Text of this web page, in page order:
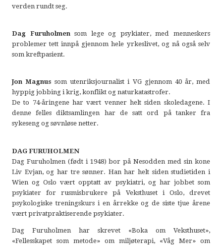
verden rundt seg.
Dag Furuholmen som lege og psykiater, med menneskers
problemer tett innpå gjennom hele yrkeslivet, og nå også selv
som kreftpasient.
Jon Magnus som utenriksjournalist i VG gjennom 40 år, med
hyppig jobbing i krig, konflikt og naturkatastrofer.
De to 74-åringene har vært venner helt siden skoledagene. I
denne felles diktsamlingen har de satt ord på tanker fra
sykeseng og søvnløse netter.
DAG FURUHOLMEN
Dag Furuholmen (født i 1948) bor på Nesodden med sin kone
Liv Evjan, og har tre sønner. Han har helt siden studietiden i
Wien og Oslo vært opptatt av psykiatri, og har jobbet som
psykiater for rusmisbrukere på Veksthuset i Oslo, drevet
psykologiske treningskurs i en årrekke og de siste tjue årene
vært privatpraktiserende psykiater.
Dag Furuholmen har skrevet «Boka om Veksthuset»,
«Fellesskapet som metode» om miljøterapi, «Våg Mer» om